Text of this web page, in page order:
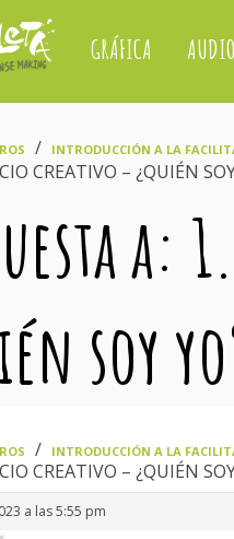
GRÁFICA
INTRODUCCIÓN A LA
CREATIVO – ¿QUIÉN
soy
INTRODUCCIÓN A LA
CREATIVO – ¿QUIÉN
a las 5:55 pm